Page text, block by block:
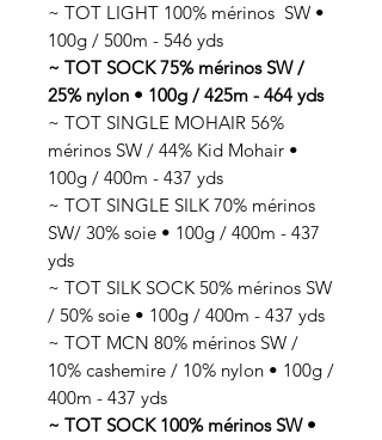
~ TOT LIGHT 100% mérinos SW •
100g / 500m - 546 yds
~ TOT SOCK 75% mérinos SW /
25% nylon • 100g / 425m - 464 yds
~ TOT SINGLE MOHAIR 56%
mérinos SW / 44% Kid Mohair •
100g / 400m - 437 yds
~ TOT SINGLE SILK 70% mérinos
SW/ 30% soie • 100g / 400m - 437
yds
~ TOT SILK SOCK 50% mérinos SW
/ 50% soie • 100g / 400m - 437 yds
~ TOT MCN 80% mérinos SW /
10% cashemire / 10% nylon • 100g /
400m - 437 yds
~ TOT SOCK 100% mérinos SW •